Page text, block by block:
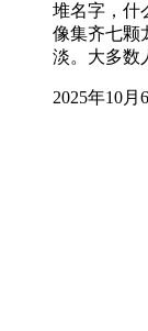
堆名字，什
像集齐七颗
淡。大多数
2025年10月